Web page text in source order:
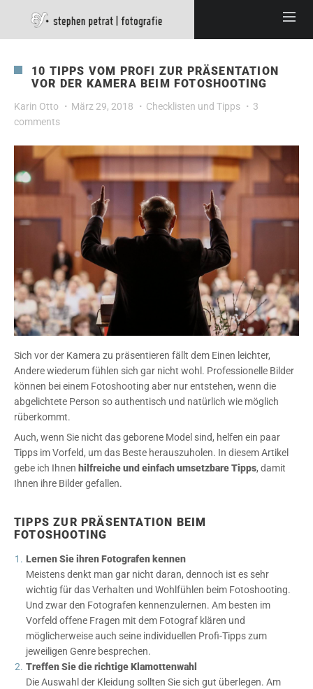
10 TIPPS VOM PROFI ZUR PRÄSENTATION
VOR DER KAMERA BEIM FOTOSHOOTING
Karin Otto März 29, 2018 Checklisten und Tipps
3
comments
Sich vor der Kamera zu präsentieren fällt dem Einen leichter,
Andere wiederum fühlen sich gar nicht wohl. Professionelle Bilder
können bei einem Fotoshooting aber nur entstehen, wenn die
abgelichtete Person so authentisch und natürlich wie möglich
rüberkommt.
Auch, wenn Sie nicht das geborene Model sind, helfen ein paar
Tipps im Vorfeld, um das Beste herauszuholen. In diesem Artikel
gebe ich Ihnen hilfreiche und einfach umsetzbare Tipps, damit
Ihnen ihre Bilder gefallen.
TIPPS ZUR PRÄSENTATION BEIM
FOTOSHOOTING
Lernen Sie ihren Fotografen kennen
Meistens denkt man gar nicht daran, dennoch ist es sehr
wichtig für das Verhalten und Wohlfühlen beim Fotoshooting.
Und zwar den Fotografen kennenzulernen. Am besten im
Vorfeld offene Fragen mit dem Fotograf klären und
möglicherweise auch seine individuellen Profi-Tipps zum
jeweiligen Genre besprechen.
Treffen Sie die richtige Klamottenwahl
Die Auswahl der Kleidung sollten Sie sich gut überlegen. Am